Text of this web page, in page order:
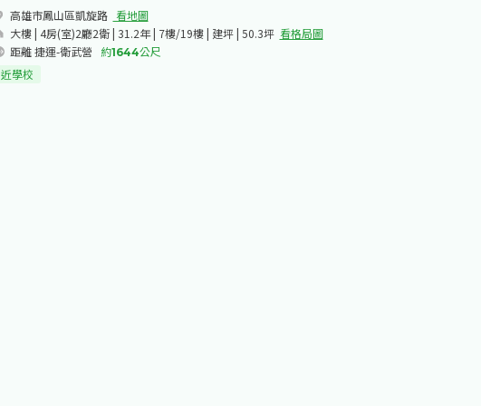
高雄市鳳山區凱旋路​ 看地圖
大樓 | 4房(室)2廳2衛 | 31.2年 | 7樓/19樓 | 建坪 | 50.3坪 看格局圖
距離 捷運-衛武營
約1644公尺
近學校